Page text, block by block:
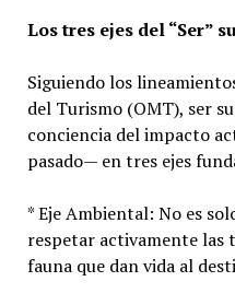
Los tres ejes del “Ser”
Siguiendo los
del Turismo (OMT), ser
conciencia del impacto
pasado— en tres ejes
* Eje Ambiental: No es
respetar activamente las
fauna que dan vida al